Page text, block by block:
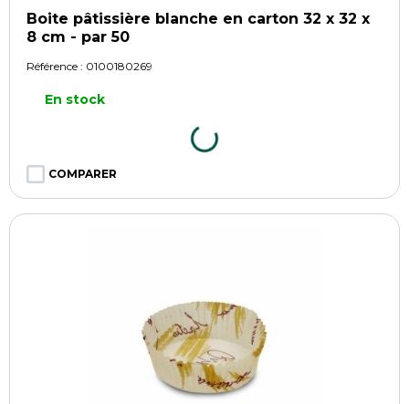
Boite pâtissière blanche en carton 32 x 32 x
8 cm - par 50
Référence : 0100180269
En stock
COMPARER